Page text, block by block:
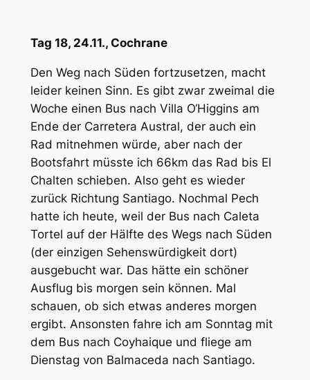
Tag 18, 24.11., Cochrane
Den Weg nach Süden fortzusetzen, macht
leider keinen Sinn. Es gibt zwar zweimal die
Woche einen Bus nach Villa O‘Higgins am
Ende der Carretera Austral, der auch ein
Rad mitnehmen würde, aber nach der
Bootsfahrt müsste ich 66km das Rad bis El
Chalten schieben. Also geht es wieder
zurück Richtung Santiago. Nochmal Pech
hatte ich heute, weil der Bus nach Caleta
Tortel auf der Hälfte des Wegs nach Süden
(der einzigen Sehenswürdigkeit dort)
ausgebucht war. Das hätte ein schöner
Ausflug bis morgen sein können. Mal
schauen, ob sich etwas anderes morgen
ergibt. Ansonsten fahre ich am Sonntag mit
dem Bus nach Coyhaique und fliege am
Dienstag von Balmaceda nach Santiago.